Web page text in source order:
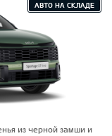
АВТО НА СКЛАДЕ
из черной замши и